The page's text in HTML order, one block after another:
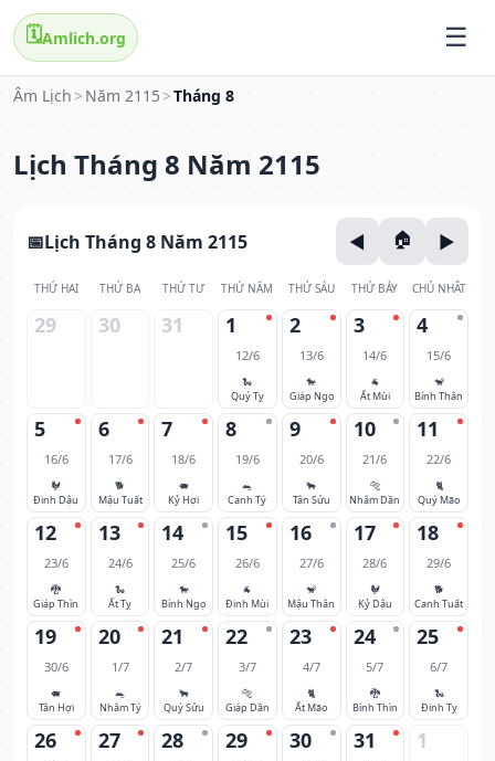
🗓️Amlich.org
Âm Lịch > Năm 2115 >Tháng 8
Lịch Tháng 8 Năm 2115
Lịch Tháng 8 Năm 2115
THỨ HAI THỨ BA THỨ TƯ THỨ NĂM THỨ SÁU THỨ BẢY CHỦ NHẬT
29 30 31 1
12/6
🐍
Quý Tỵ
2
13/6
🐎
Giáp Ngọ
3
14/6
🐐
Ất Mùi
4
15/6
🐒
Bính Thân
5
16/6
🐓
Đinh Dậu
6
17/6
🐕
Mậu Tuất
7
18/6
🐖
Kỷ Hợi
8
19/6
🐀
Canh Tý
9
20/6
🐂
Tân Sửu
10
21/6
🐅
Nhâm Dần
11
22/6
🐈
Quý Mão
12
23/6
🐉
Giáp Thìn
13
24/6
🐍
Ất Tỵ
14
25/6
🐎
Bính Ngọ
15
26/6
🐐
Đinh Mùi
16
27/6
🐒
Mậu Thân
17
28/6
🐓
Kỷ Dậu
18
29/6
🐕
Canh Tuất
19
30/6
🐖
Tân Hợi
20
1/7
🐀
Nhâm Tý
21
2/7
🐂
Quý Sửu
22
3/7
🐅
Giáp Dần
23
4/7
🐈
Ất Mão
24
5/7
🐉
Bính Thìn
25
6/7
🐍
Đinh Tỵ
26 27 28 29 30 31 1